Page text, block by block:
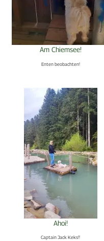
Am Chiemsee!
Enten beobachten!
Ahoi!
Captain Jack Keks!!